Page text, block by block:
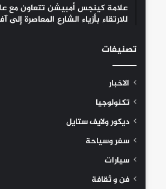
علامة كينجس أمبيشن تتعاون مع
للارتقاء بأزياء الشارع المعاصرة إلى
تصنيفات
الاخبار
تكنولوجيا
ديكور ولايف ستايل
سفر وسياحة
سيارات
فن و ثقافة